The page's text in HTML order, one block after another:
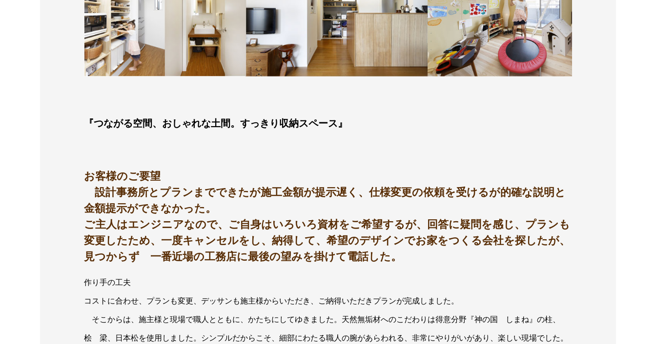
『つながる空間、おしゃれな土間。すっきり収納スペース』
お客様のご要望
設計事務所とプランまでできたが施工金額が提示遅く、仕様変更の依頼を受けるが的確な説明と
金額提示ができなかった。
ご主人はエンジニアなので、ご自身はいろいろ資材をご希望するが、回答に疑問を感じ、プランも
変更したため、一度キャンセルをし、納得して、希望のデザインでお家をつくる会社を探したが、
見つからず 一番近場の工務店に最後の望みを掛けて電話した。
作り手の工夫
コストに合わせ、プランも変更、デッサンも施主様からいただき、ご納得いただきプランが完成しました。
そこからは、施主様と現場で職人とともに、かたちにしてゆきました。天然無垢材へのこだわりは得意分野『神の国 しまね』の柱、
桧 梁、日本松を使用しました。シンプルだからこそ、細部にわたる職人の腕があらわれる、非常にやりがいがあり、楽しい現場でした。